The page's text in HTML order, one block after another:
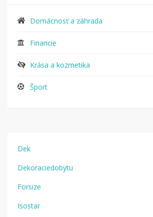
Domácnosť a záhrada
Financie
Krása a kozmetika
Šport
Dek
Dekoraciedobytu
Forsize
Isostar